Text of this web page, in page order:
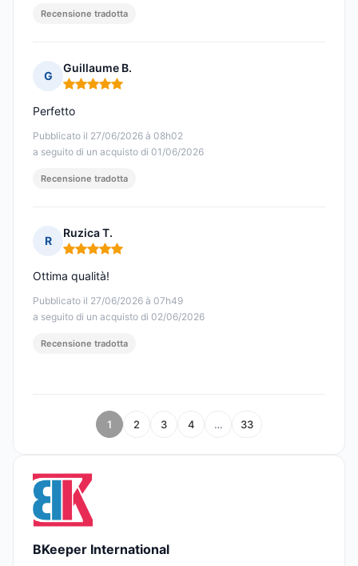
Recensione tradotta
G
Guillaume B.
Nota: 5 su 5
Pubblicato il 27/06/2026 à 08h02
a seguito di un acquisto di 01/06/2026
Perfetto
Recensione tradotta
R
Ruzica T.
Nota: 5 su 5
Pubblicato il 27/06/2026 à 07h49
a seguito di un acquisto di 02/06/2026
Ottima qualità!
Recensione tradotta
1 2 3 4 … 33
BKeeper International